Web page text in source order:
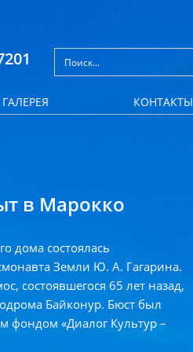
ГАЛЕРЕЯ КОНТАКТЫ
в Марокко
дома состоялась
Земли Ю. А. Гагарина.
состоявшегося 65 лет назад,
Байконур. Бюст был
фондом «Диалог Культур –